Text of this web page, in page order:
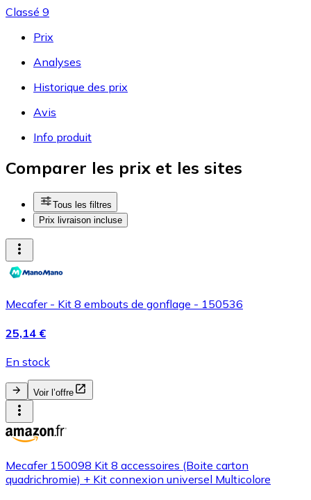
Classé 9
Prix
Analyses
Historique des prix
Avis
Info produit
Comparer les prix et les sites
Tous les filtres
Prix livraison incluse
Mecafer - Kit 8 embouts de gonflage - 150536
25,14 €
En stock
Voir l’offre
Mecafer 150098 Kit 8 accessoires (Boite carton
quadrichromie) + Kit connexion universel Multicolore